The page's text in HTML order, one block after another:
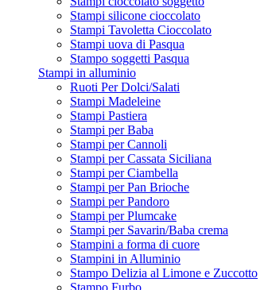
Stampi silicone cioccolato
Stampi Tavoletta Cioccolato
Stampi uova di Pasqua
Stampo soggetti Pasqua
Stampi in alluminio
Ruoti Per Dolci/Salati
Stampi Madeleine
Stampi Pastiera
Stampi per Baba
Stampi per Cannoli
Stampi per Cassata Siciliana
Stampi per Ciambella
Stampi per Pan Brioche
Stampi per Pandoro
Stampi per Plumcake
Stampi per Savarin/Baba crema
Stampini a forma di cuore
Stampini in Alluminio
Stampo Delizia al Limone e Zuccotto
Stampo Furbo